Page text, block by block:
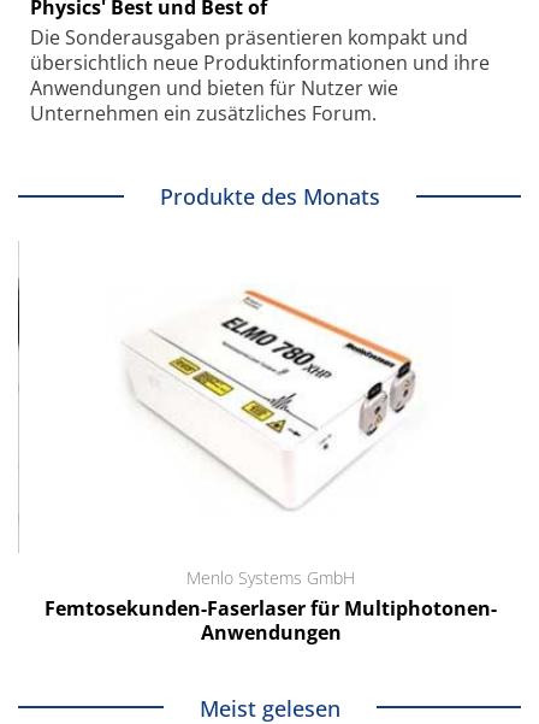
Physics' Best und Best of
Die Sonder­ausgaben präsentieren kompakt und
übersichtlich neue Produkt­informationen und ihre
Anwendungen und bieten für Nutzer wie
Unternehmen ein zusätzliches Forum.
Produkte des Monats
Menlo Systems GmbH
Femtosekunden-Faserlaser für Multiphotonen-
Anwendungen
Meist gelesen